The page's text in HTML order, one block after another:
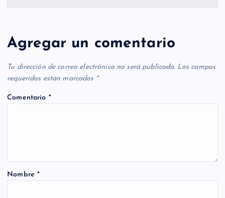
Agregar un comentario
Tu dirección de correo electrónico no será publicada. Los campos
requeridos están marcados *
Comentario *
Nombre*